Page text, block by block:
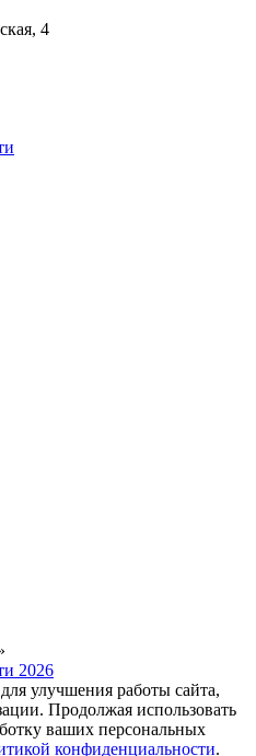
4
2026
улучшения работы сайта,
Продолжая использовать
ваших персональных
конфиденциальности.